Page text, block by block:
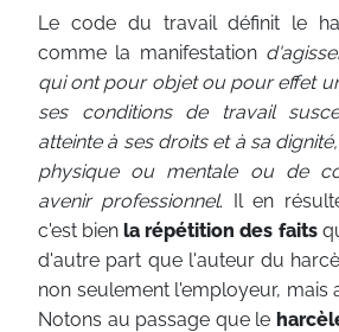
Le code du travail définit le
comme la manifestation
qui ont pour objet ou pour effet
ses conditions de travail
atteinte à ses droits et à sa
physique ou mentale ou de
avenir professionnel. Il en
c'est bienla répétition des faits
d'autre part que l'auteur du
non seulement l'employeur, mais
Notons au passage que le